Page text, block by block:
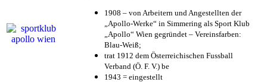
1908 – von Arbeitern und Angestellten der
„Apollo-Werke“ in Simmering als Sport Klub
„Apollo“ Wien gegründet – Vereinsfarben:
Blau-Weiß;
trat 1912 dem Österreichischen Fussball
Verband (Ö. F. V.) be
1943 = eingestellt